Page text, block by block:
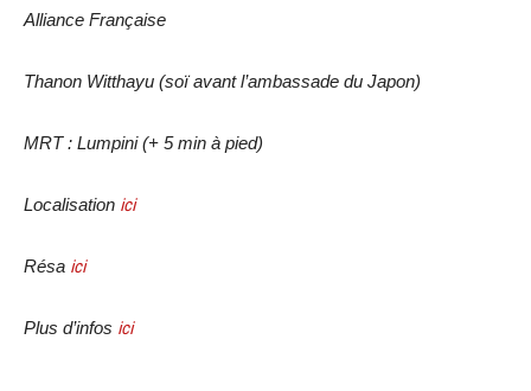
Alliance Française
Thanon Witthayu (soï avant l’ambassade du Japon)
MRT : Lumpini (+ 5 min à pied)
Localisation ici
Résa ici
Plus d’infos ici